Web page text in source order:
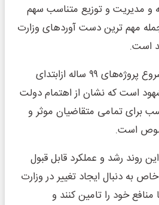
و مدیریت و توزیع متناسب سهم
جمله مهم ترین دست آوردهای وزارت
است.
همچنین رشد و جهش شروع پروژه‌های ۹۹ ساله ازابتدای
است که نشان از اهتمام دولت
تمامی متقاضیان موثر و
است.
روند رشد و عملکرد قابل قبول
به دنبال ایجاد تغییر در وزارت
خود را تامین کنند و